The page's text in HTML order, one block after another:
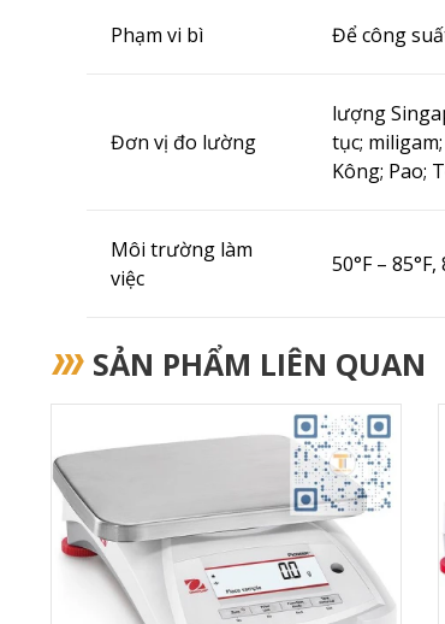
Phạm vi bì Để công
Đơn vị đo lường
lượng
tục; miligam;
Kông; Pao;
Môi trường làm
việc
50°F –
SẢN PHẨM LIÊN QUAN